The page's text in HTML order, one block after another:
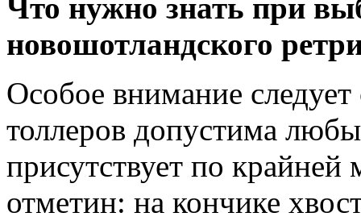
Что нужно знать при
новошотландского
Особое внимание
толлеров допустима
присутствует по
отметин: на кончике